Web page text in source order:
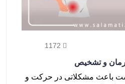
1172
و تشخیص
باعث مشکلاتی در حرکت و